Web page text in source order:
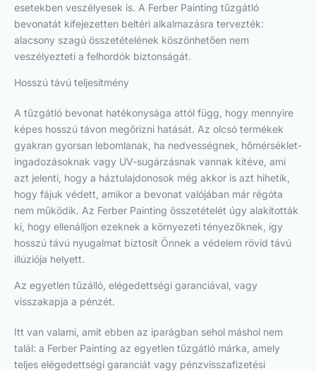
esetekben veszélyesek is. A Ferber Painting tűzgátló
bevonatát kifejezetten beltéri alkalmazásra tervezték:
alacsony szagú összetételének köszönhetően nem
veszélyezteti a felhordók biztonságát.
Hosszú távú teljesítmény
A tűzgátló bevonat hatékonysága attól függ, hogy mennyire
képes hosszú távon megőrizni hatását. Az olcsó termékek
gyakran gyorsan lebomlanak, ha nedvességnek, hőmérséklet-
ingadozásoknak vagy UV-sugárzásnak vannak kitéve, ami
azt jelenti, hogy a háztulajdonosok még akkor is azt hihetik,
hogy fájuk védett, amikor a bevonat valójában már régóta
nem működik. Az Ferber Painting összetételét úgy alakították
ki, hogy ellenálljon ezeknek a környezeti tényezőknek, így
hosszú távú nyugalmat biztosít Önnek a védelem rövid távú
illúziója helyett.
Az egyetlen tűzálló, elégedettségi garanciával, vagy
visszakapja a pénzét.
Itt van valami, amit ebben az iparágban sehol máshol nem
talál: a Ferber Painting az egyetlen tűzgátló márka, amely
teljes elégedettségi garanciát vagy pénzvisszafizetési